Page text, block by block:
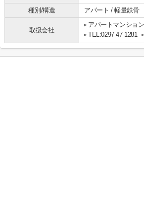
種別/構造
アパート / 軽量鉄骨
取扱会社
アパートマンショ
TEL:0297-47-1281